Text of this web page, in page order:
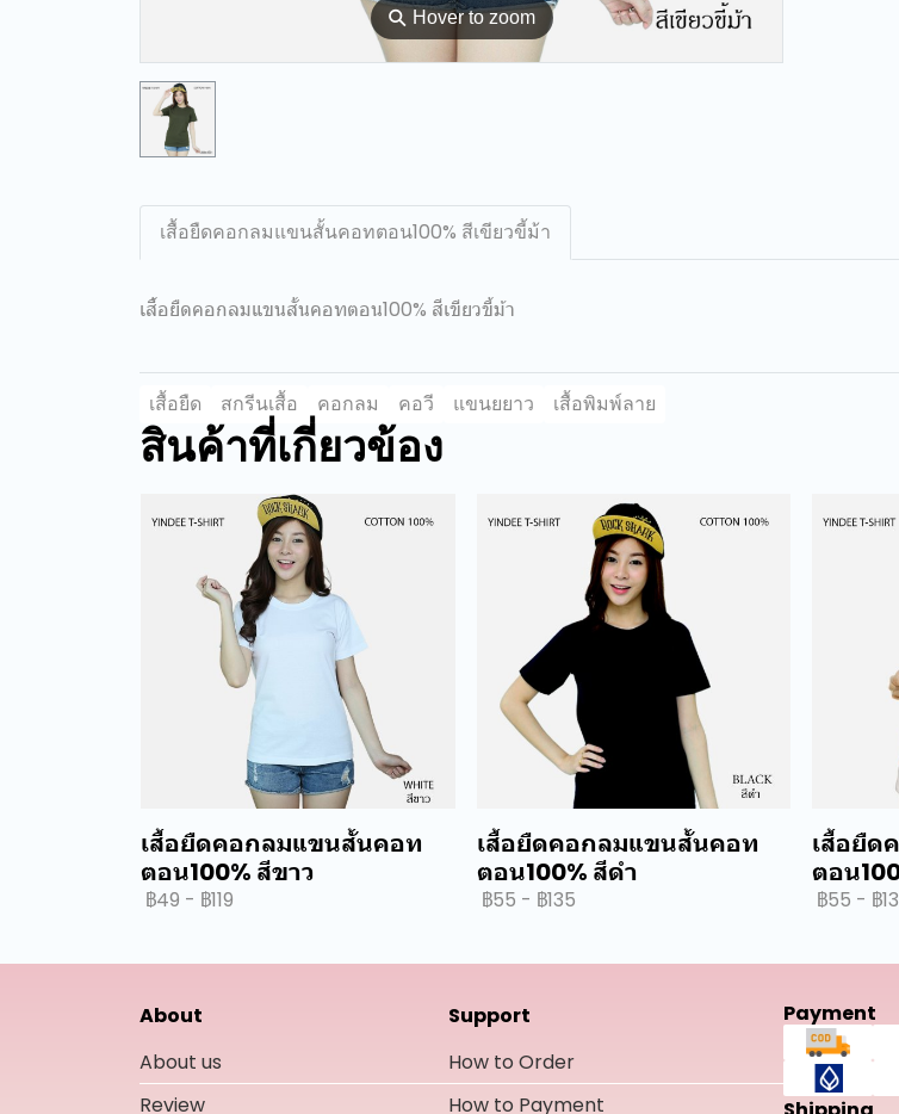
⚲ Hover to zoom
เสื้อยืดคอกลมแขนสั้นคอทตอน100% สีเขียวขี้ม้า
เสื้อยืดคอกลมแขนสั้นคอทตอน100% สีเขียวขี้ม้า
เสื้อยืด สกรีนเสื้อ คอกลม คอวี แขนยยาว เสื้อพิมพ์ลาย
สินค้าที่เกี่ยวข้อง
เสื้อยืดคอกลมแขนสั้นคอท
ตอน100% สีขาว
฿49 - ฿119
เสื้อยืดคอกลมแขนสั้นคอท
ตอน100% สีดำ
฿55 - ฿135
เสื้อยืด
ตอน
฿55 - ฿
About
About us
Review
Support
How to Order
How to Payment
Payment